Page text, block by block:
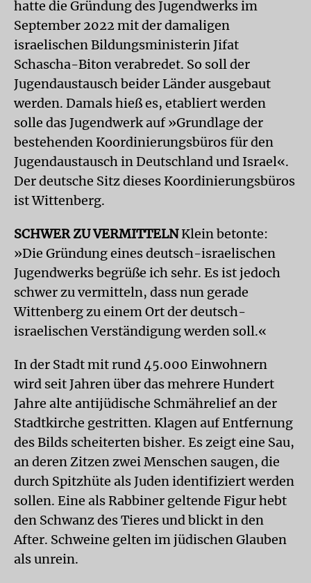
hatte die Gründung des Jugendwerks im
September 2022 mit der damaligen
israelischen Bildungsministerin Jifat
Schascha-Biton verabredet. So soll der
Jugendaustausch beider Länder ausgebaut
werden. Damals hieß es, etabliert werden
solle das Jugendwerk auf »Grundlage der
bestehenden Koordinierungsbüros für den
Jugendaustausch in Deutschland und Israel«.
Der deutsche Sitz dieses Koordinierungsbüros
ist Wittenberg.
SCHWER ZU VERMITTELNKlein betonte:
»Die Gründung eines deutsch-israelischen
Jugendwerks begrüße ich sehr. Es ist jedoch
schwer zu vermitteln, dass nun gerade
Wittenberg zu einem Ort der deutsch-
israelischen Verständigung werden soll.«
In der Stadt mit rund 45.000 Einwohnern
wird seit Jahren über das mehrere Hundert
Jahre alte antijüdische Schmährelief an der
Stadtkirche gestritten. Klagen auf Entfernung
des Bilds scheiterten bisher. Es zeigt eine Sau,
an deren Zitzen zwei Menschen saugen, die
durch Spitzhüte als Juden identifiziert werden
sollen. Eine als Rabbiner geltende Figur hebt
den Schwanz des Tieres und blickt in den
After. Schweine gelten im jüdischen Glauben
als unrein.